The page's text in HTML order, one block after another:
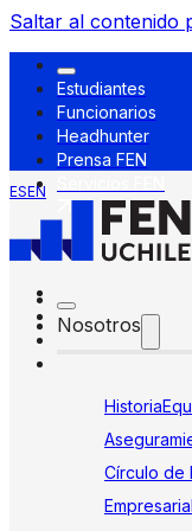
Saltar al contenido
Estudiantes
Funcionarios
Headhunter
Prensa FEN
ESEN
Nosotros
Historia
Círculo de
Empresarial